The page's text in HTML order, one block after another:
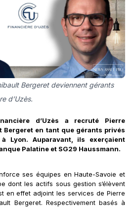
Bergeret deviennent gérants
d’Uzès.
d’Uzès a recruté Pierre
Bergeret en tant que gérants privés
Lyon. Auparavant, ils exerçaient
Palatine et SG29 Haussmann.
ses équipes en Haute-Savoie et
dont les actifs sous gestion s‘élèvent
en effet adjoint les services de Pierre
Bergeret. Respectivement basés à